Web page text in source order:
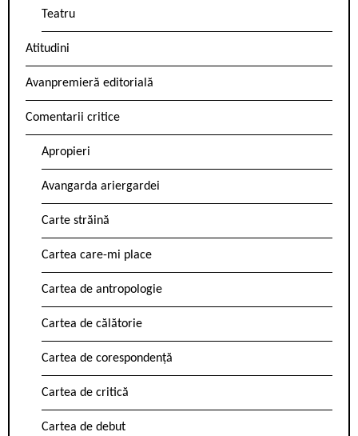
Teatru
Atitudini
Avanpremieră editorială
Comentarii critice
Apropieri
Avangarda ariergardei
Carte străină
Cartea care-mi place
Cartea de antropologie
Cartea de călătorie
Cartea de corespondență
Cartea de critică
Cartea de debut